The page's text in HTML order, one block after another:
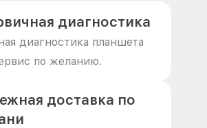
диагностика
диагностика планшета
по желанию.
доставка по